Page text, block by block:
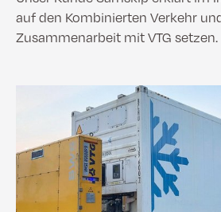
auf den Kombinierten Verkehr
Zusammenarbeit mit VTG setzen.